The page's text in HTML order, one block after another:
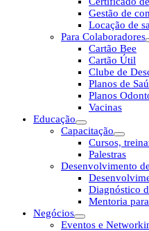
Gestão de
Locação de
Para Colaboradores
Cartão Bee
Cartão Útil
Clube de
Planos de
Planos
Vacinas
Educação
Capacitação
Cursos,
Palestras
Desenvolvimento
Diagnóstico
Mentoria
Negócios
Eventos e